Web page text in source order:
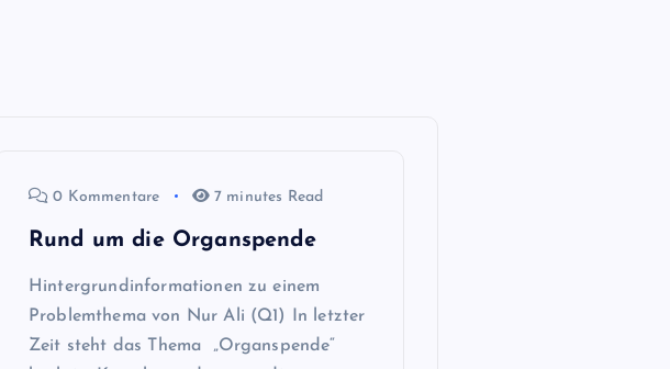
0 Kommentare 7 minutes Read
Rund um die Organspende
Hintergrundinformationen zu einem
Problemthema von Nur Ali (Q1) In letzter
Zeit steht das Thema „Organspende“